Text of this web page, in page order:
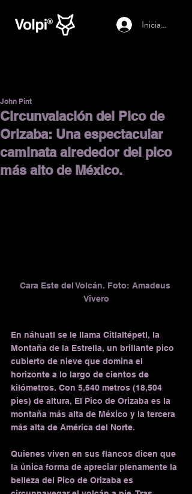
Iniciar sesión
Circunvalación del Pico de
Orizaba: Una espectacular
caminata alrededor del pico
más alto de México.
John Pint
Cara Este del Volcán. Foto: Amadeus
Vivero
En náhuatl se le llama Citlaltépetl, la
Montaña de la Estrella, un brillante pico
cubierto de nieve que domina el
horizonte a lo largo de cientos de
kilómetros. Con 5,640 metros (18,504
pies) de altura, El Pico de Orizaba es la
montaña más alta de México y la tercera
más alta de América del Norte.
Quienes viven en sus flancos dicen que
la única forma de apreciar plenamente la
belleza del Pico de Orizaba es